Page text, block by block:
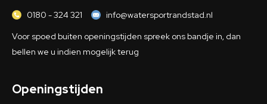
0180 - 324 321
info@watersportrandstad.nl
Voor spoed buiten openingstijden spreek ons bandje in, dan
bellen we u indien mogelijk terug
Openingstijden